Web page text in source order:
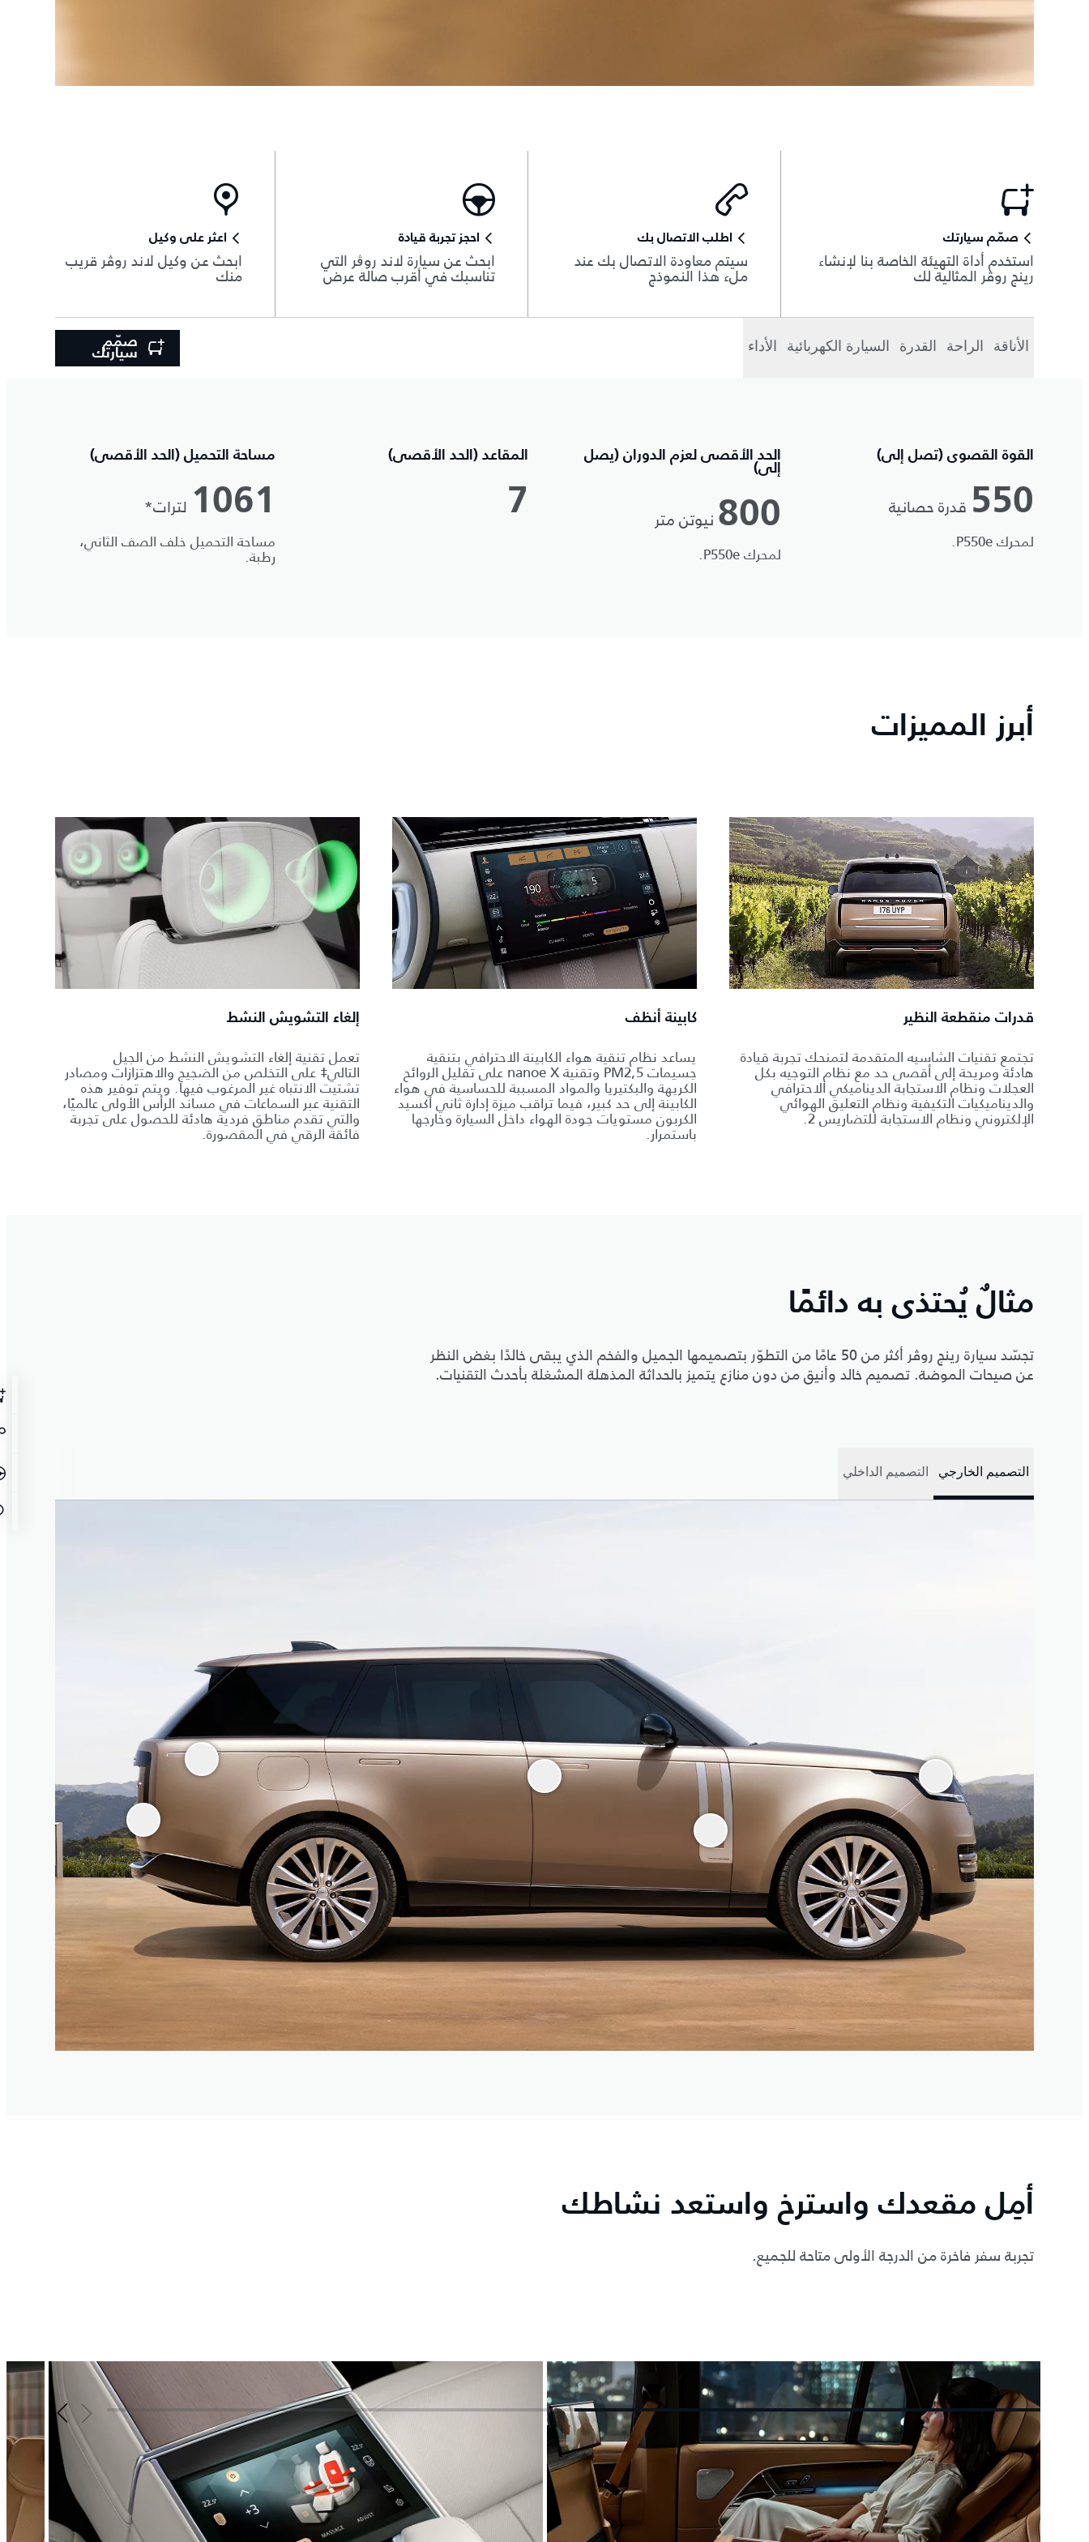
صمّم سيارتك
استخدم أداة التهيئة الخاصة بنا لإنشاء
رينج روڤر المثالية لك
اطلب الاتصال بك
سيتم معاودة الاتصال بك عند
ملء هذا النموذج
احجز تجربة قيادة
ابحث عن سيارة لاند روڨر التي
تناسبك في أقرب صالة عرض
اعثر على وكيل
ابحث عن وكيل لاند روڤر قريب
منك
الأناقة الراحة القدرة السيارة الكهربائية الأداء صمّم
سيارتك
القوة القصوى (تصل إلى)
550 قدرة حصانية
لمحرك P550e.
الحد الأقصى لعزم الدوران (يصل
إلى)
800 نيوتن متر
لمحرك P550e.
المقاعد (الحد الأقصى)
7
مساحة التحميل (الحد الأقصى)
1061 لترات*
مساحة التحميل خلف الصف الثاني،
رطبة.
أبرز المميزات
قدرات منقطعة النظير
تجتمع تقنيات الشاسيه المتقدمة لتمنحك تجربة قيادة
هادئة ومريحة إلى أقصى حد مع نظام التوجيه بكل
العجلات ونظام الاستجابة الديناميكي الاحترافي
والديناميكيات التكيفية ونظام التعليق الهوائي
الإلكتروني ونظام الاستجابة للتضاريس 2.
كابينة أنظف
يساعد نظام تنقية هواء الكابينة الاحترافي بتنقية
جسيمات PM2,5 وتقنية nanoe X على تقليل الروائح
الكريهة والبكتيريا والمواد المسببة للحساسية في هواء
الكابينة إلى حد كبير، فيما تراقب ميزة إدارة ثاني أكسيد
الكربون مستويات جودة الهواء داخل السيارة وخارجها
باستمرار.
إلغاء التشويش النشط
تعمل تقنية إلغاء التشويش النشط من الجيل
التالي‡ على التخلص من الضجيج والاهتزازات ومصادر
تشتيت الانتباه غير المرغوب فيها. ويتم توفير هذه
التقنية عبر السماعات في مساند الرأس الأولى عالميًا،
والتي تقدم مناطق فردية هادئة للحصول على تجربة
فائقة الرقي في المقصورة.
مثالٌ يُحتذى به دائمًا
تجسّد سيارة رينج روڤر أكثر من 50 عامًا من التطوّر بتصميمها الجميل والفخم الذي يبقى خالدًا بغض النظر
عن صيحات الموضة. تصميم خالد وأنيق من دون منازع يتميز بالحداثة المذهلة المشغلة بأحدث التقنيات.
التصميم الخارجي التصميم الداخلي
أمِل مقعدك واسترخ واستعد نشاطك
تجربة سفر فاخرة من الدرجة الأولى متاحة للجميع.